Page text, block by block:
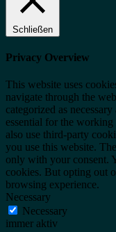
Schließen
Privacy Overview
This website uses
navigate through the
categorized as
essential for the
also use third-party
you use this website.
only with your consent.
cookies. But opting out
browsing experience.
Necessary
Necessary
immer aktiv